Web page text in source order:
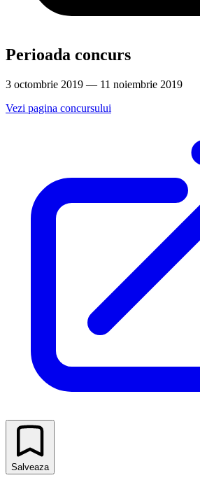
Perioada concurs
3 octombrie 2019 — 11 noiembrie 2019
Vezi pagina concursului
Salveaza